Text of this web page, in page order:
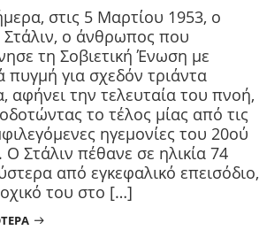
στις 5 Μαρτίου 1953, ο
ο άνθρωπος που
τη Σοβιετική Ένωση με
πυγμή για σχεδόν τριάντα
αφήνει την τελευταία του πνοή,
το τέλος μίας από τις
ηγεμονίες του 20ού
Ο Στάλιν πέθανε σε ηλικία 74
από εγκεφαλικό επεισόδιο,
του στο […]